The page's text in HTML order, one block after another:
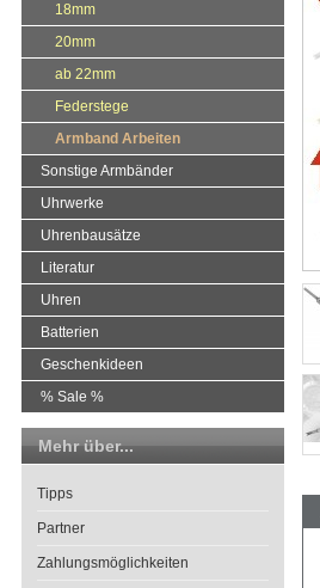
18mm
20mm
ab 22mm
Federstege
Armband Arbeiten
Sonstige Armbänder
Uhrwerke
Uhrenbausätze
Literatur
Uhren
Batterien
Geschenkideen
% Sale %
Mehr über...
Tipps
Partner
Zahlungsmöglichkeiten